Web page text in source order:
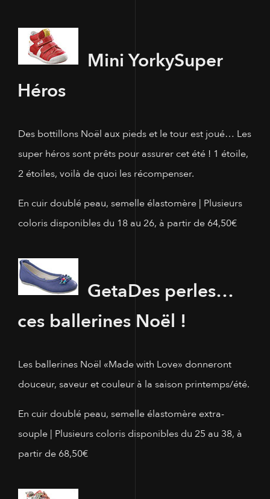
Mini YorkySuper
Héros
Des bottillons Noël aux pieds et le tour est joué… Les
super héros sont prêts pour assurer cet été ! 1 étoile,
2 étoiles, voilà de quoi les récompenser.
En cuir doublé peau, semelle élastomère | Plusieurs
coloris disponibles du 18 au 26, à partir de 64,50€
GetaDes perles…
ces ballerines Noël !
Les ballerines Noël «Made with Love» donneront
douceur, saveur et couleur à la saison printemps/été.
En cuir doublé peau, semelle élastomère extra-
souple | Plusieurs coloris disponibles du 25 au 38, à
partir de 68,50€